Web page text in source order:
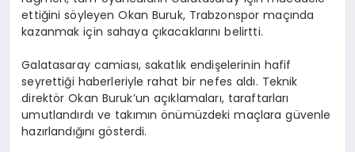
ettiğini söyleyen Okan Buruk, Trabzonspor maçında
kazanmak için sahaya çıkacaklarını belirtti.
Galatasaray camiası, sakatlık endişelerinin hafif
seyrettiği haberleriyle rahat bir nefes aldı. Teknik
direktör Okan Buruk’un açıklamaları, taraftarları
umutlandırdı ve takımın önümüzdeki maçlara güvenle
hazırlandığını gösterdi.